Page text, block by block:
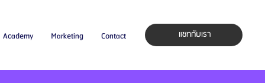
Academy Marketing Contact แชทกับเรา